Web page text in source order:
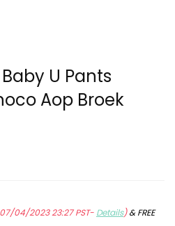
U Pants
Aop Broek
04/2023 23:27 PST- Details)&FREE